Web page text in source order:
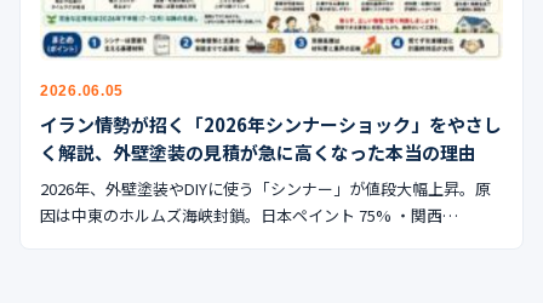
イラン情勢まとめ
公式ブログ
会社案内
🇺🇸🇰🇷🇹🇼🇻🇳
2026.06.05
イラン情勢が招く「2026年シンナーショック」をやさし
く解説、外壁塗装の見積が急に高くなった本当の理由
2026年、外壁塗装やDIYに使う「シンナー」が値段大幅上昇。原
因は中東のホルムズ海峡封鎖。日本ペイント 75% ・関西…